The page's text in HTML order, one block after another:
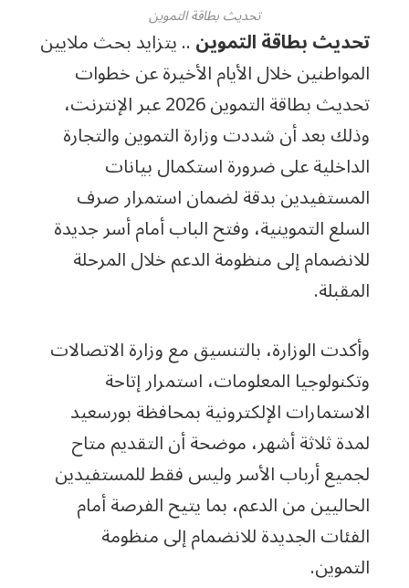
تحديث بطاقة التموين
تحديث بطاقة التموين.. يتزايد بحث ملايين
المواطنين خلال الأيام الأخيرة عن خطوات
تحديث بطاقة التموين 2026 عبر الإنترنت،
وذلك بعد أن شددت وزارة التموين والتجارة
الداخلية على ضرورة استكمال بيانات
المستفيدين بدقة لضمان استمرار صرف
السلع التموينية، وفتح الباب أمام أسر جديدة
للانضمام إلى منظومة الدعم خلال المرحلة
المقبلة.
وأكدت الوزارة، بالتنسيق مع وزارة الاتصالات
وتكنولوجيا المعلومات، استمرار إتاحة
الاستمارات الإلكترونية بمحافظة بورسعيد
لمدة ثلاثة أشهر، موضحة أن التقديم متاح
لجميع أرباب الأسر وليس فقط للمستفيدين
الحاليين من الدعم، بما يتيح الفرصة أمام
الفئات الجديدة للانضمام إلى منظومة
التموين.